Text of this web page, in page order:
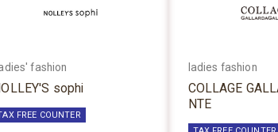
fashion
sophi
FREE COUNTER
ladies fashion
COLLAGE
NTE